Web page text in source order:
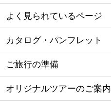
よく見られているページ
カタログ・パンフレット
ご旅行の準備
オリジナルツアーのご案内